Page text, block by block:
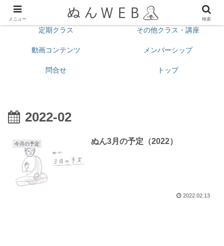
プロフィール 今月の予定
定期クラス その他クラス・講座
動画コンテンツ メンバーシップ
問合せ トップ
2022-02
今月の予定 ぬん3月の予定（2022）
2022.02.13
メニュー 検索